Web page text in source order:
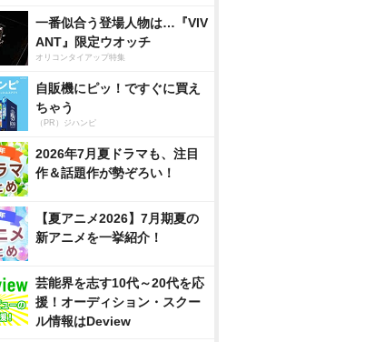
一番似合う登場人物は…『VIV
ANT』限定ウオッチ
オリコンタイアップ特集
自販機にピッ！ですぐに買え
ちゃう
（PR）ジハンピ
2026年7月夏ドラマも、注目
作＆話題作が勢ぞろい！
【夏アニメ2026】7月期夏の
新アニメを一挙紹介！
芸能界を志す10代～20代を応
援！オーディション・スクー
ル情報はDeview